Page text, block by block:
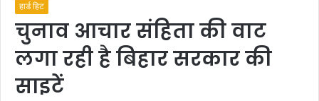
हार्ड हिट
चुनाव आचार संहिता की वाट
लगा रही है बिहार सरकार की
साइटें